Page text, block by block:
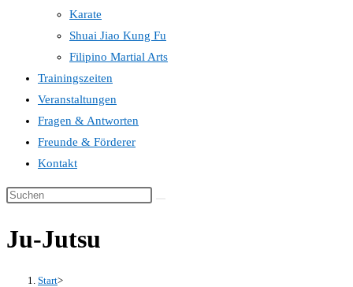
Karate
Shuai Jiao Kung Fu
Filipino Martial Arts
Trainingszeiten
Veranstaltungen
Fragen & Antworten
Freunde & Förderer
Kontakt
Ju-Jutsu
Start>